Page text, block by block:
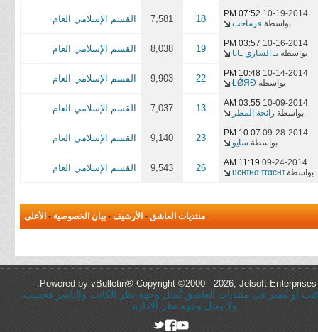
10-19-2014
07:52 PM
بواسطة فرماخت 18
7,581 القسم الإسلامي العام
10-16-2014
03:57 PM
بواسطة نـ الساري ـايا 19
8,038 القسم الإسلامي العام
10-14-2014
10:48 PM
بواسطة ŁǾЯĐ
22
9,903 القسم الإسلامي العام
10-09-2014
03:55 AM
بواسطة رائحة المطر 13
7,037 القسم الإسلامي العام
09-28-2014
10:07 PM
بواسطة سآيو 23
9,140 القسم الإسلامي العام
09-24-2014
11:19 AM
بواسطة υcнɪнα ɪταcнɪ
26
9,543 القسم الإسلامي العام
منتديات العاشق - الأرشيف - بيان الخصوصية - الأعلى
Powered by vBulletin® Copyright ©2000 - 2026, Jelsoft Enterprises
أو يُنشر في منتديات العاشق يُمثل وجهة نظر الكاتب والناشر فحسب،
ولا يمثل وجهه نظر الإدارة